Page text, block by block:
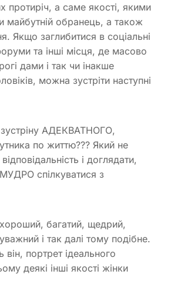
протиріч, а саме якості, якими
майбутній обранець, а також
Якщо заглибитися в соціальні
та інші місця, де масово
дами і так чи інакше
можна зустріти наступні
АДЕКВАТНОГО,
по життю??? Який не
і доглядати,
спілкуватися з
багатий, щедрий,
і так далі тому подібне.
портрет ідеального
деякі інші якості жінки